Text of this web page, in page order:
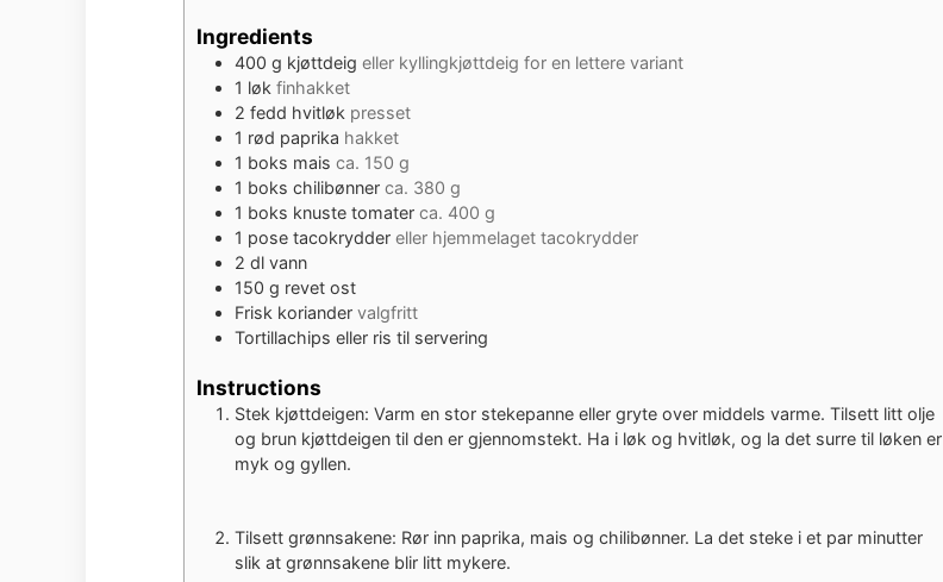
Ingredients
400 g kjøttdeig eller kyllingkjøttdeig for en lettere variant
1 løk finhakket
2 fedd hvitløk presset
1 rød paprika hakket
1 boks mais ca. 150 g
1 boks chilibønner ca. 380 g
1 boks knuste tomater ca. 400 g
1 pose tacokrydder eller hjemmelaget tacokrydder
2 dl vann
150 g revet ost
Frisk koriander valgfritt
Tortillachips eller ris til servering
Instructions
Stek kjøttdeigen: Varm en stor stekepanne eller gryte over middels varme. Tilsett litt olje
og brun kjøttdeigen til den er gjennomstekt. Ha i løk og hvitløk, og la det surre til løken er
myk og gyllen.
Tilsett grønnsakene: Rør inn paprika, mais og chilibønner. La det steke i et par minutter
slik at grønnsakene blir litt mykere.